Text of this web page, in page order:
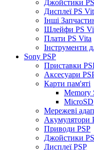
Джойстики
Дисплеї PS
Інші
Шлейфи PS
Плати PS Vita
Інструменти
Sony PSP
Приставки
Аксесуари
Карти пам'яті
Memory
MicroSD
Мережеві
Акумулятори
Приводи PSP
Джойстики
Дисплеї PSP